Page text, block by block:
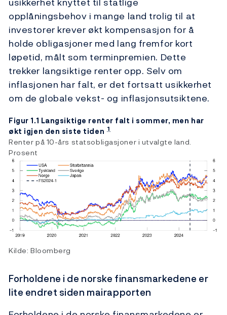
opplåningsbehov i mange land trolig til at
investorer krever økt kompensasjon for å
holde obligasjoner med lang fremfor kort
løpetid, målt som terminpremien. Dette
trekker langsiktige renter opp. Selv om
inflasjonen har falt, er det fortsatt usikkerhet
om de globale vekst- og inflasjonsutsiktene.
Figur 1.1 Langsiktige renter falt i sommer, men har
økt igjen den siste tiden 1
Renter på 10-års statsobligasjoner i utvalgte land.
Prosent
Kilde: Bloomberg
Forholdene i de norske finansmarkedene er
lite endret siden mairapporten